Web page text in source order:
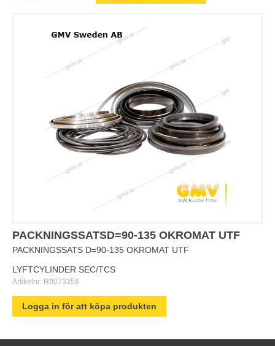
PACKNINGSSATSD=90-135 OKROMAT UTF
PACKNINGSSATS D=90-135 OKROMAT UTF
LYFTCYLINDER SEC/TCS
Artikelnr: R0073358
Logga in för att köpa produkten